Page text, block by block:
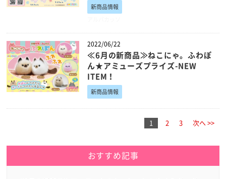
新商品情報
2022/06/22
≪6月の新商品≫ねこにゃ。ふわぽ
ん★アミューズプライズ-NEW
ITEM！
新商品情報
1 2 3 次へ >>
おすすめ記事